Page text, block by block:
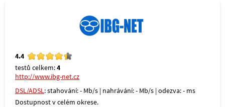
4.4
testů celkem:4
http://www.ibg-net.cz
DSL/ADSL: stahování: - Mb/s | nahrávání: - Mb/s | odezva: - ms
Dostupnost v celém okrese.